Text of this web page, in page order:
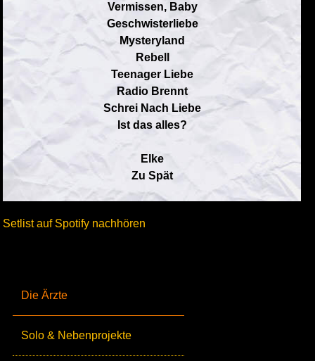
Die Ärzte
Solo & Nebenprojekte
Vermissen, Baby
Geschwisterliebe
Mysteryland
Rebell
Teenager Liebe
Radio Brennt
Schrei Nach Liebe
Ist das alles?
Elke
Zu Spät
Setlist auf Spotify nachhören